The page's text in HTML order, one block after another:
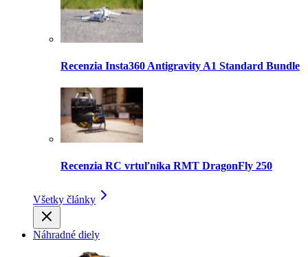
Recenzia Insta360 Antigravity A1 Standard Bundle
Recenzia RC vrtuľníka RMT DragonFly 250
Všetky články
Náhradné diely